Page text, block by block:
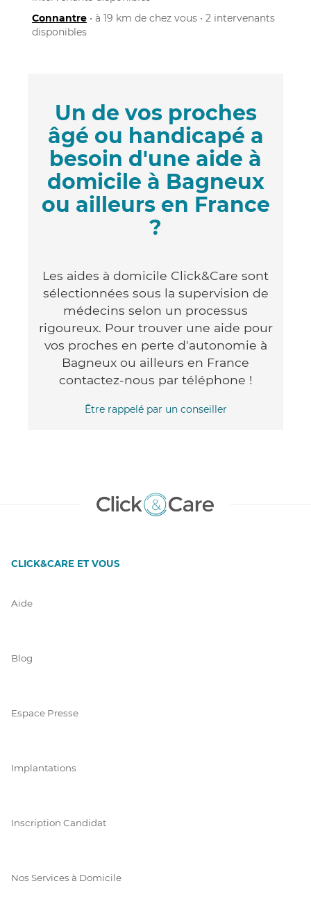
Connantre • à 19 km de chez vous • 2 intervenants
disponibles
Un de vos proches
âgé ou handicapé a
besoin d'une aide à
domicile à Bagneux
ou ailleurs en France
?
Les aides à domicile Click&Care sont
sélectionnées sous la supervision de
médecins selon un processus
rigoureux. Pour trouver une aide pour
vos proches en perte d'autonomie à
Bagneux ou ailleurs en France
contactez-nous par téléphone !
Être rappelé par un conseiller
CLICK&CARE ET VOUS
Aide
Blog
Espace Presse
Implantations
Inscription Candidat
Nos Services à Domicile